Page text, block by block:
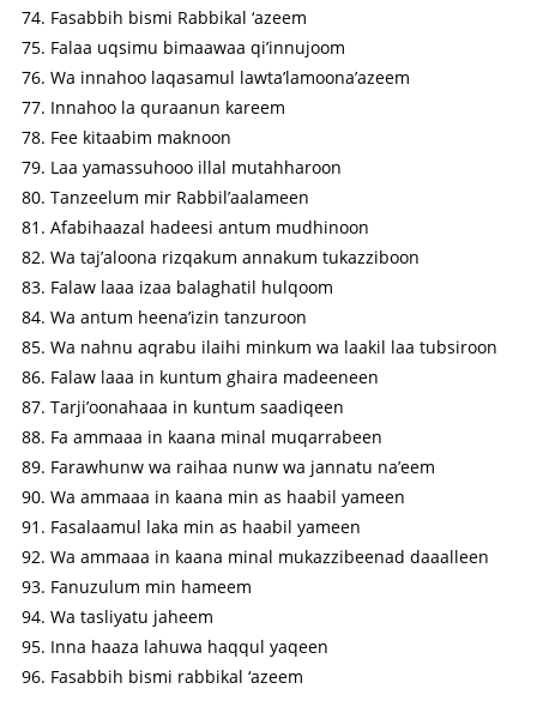
Fasabbih bismi Rabbikal ‘azeem
Falaa uqsimu bimaawaa qi’innujoom
Wa innahoo laqasamul lawta’lamoona’azeem
Innahoo la quraanun kareem
Fee kitaabim maknoon
Laa yamassuhooo illal mutahharoon
Tanzeelum mir Rabbil’aalameen
Afabihaazal hadeesi antum mudhinoon
Wa taj’aloona rizqakum annakum tukazziboon
Falaw laaa izaa balaghatil hulqoom
Wa antum heena’izin tanzuroon
Wa nahnu aqrabu ilaihi minkum wa laakil laa tubsiroon
Falaw laaa in kuntum ghaira madeeneen
Tarji’oonahaaa in kuntum saadiqeen
Fa ammaaa in kaana minal muqarrabeen
Farawhunw wa raihaa nunw wa jannatu na’eem
Wa ammaaa in kaana min as haabil yameen
Fasalaamul laka min as haabil yameen
Wa ammaaa in kaana minal mukazzibeenad daaalleen
Fanuzulum min hameem
Wa tasliyatu jaheem
Inna haaza lahuwa haqqul yaqeen
Fasabbih bismi rabbikal ‘azeem